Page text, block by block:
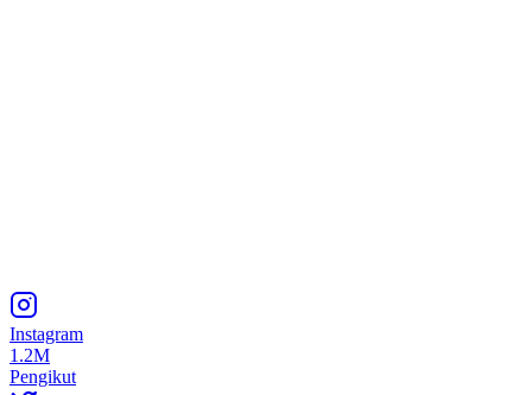
Instagram
1.2M
Pengikut